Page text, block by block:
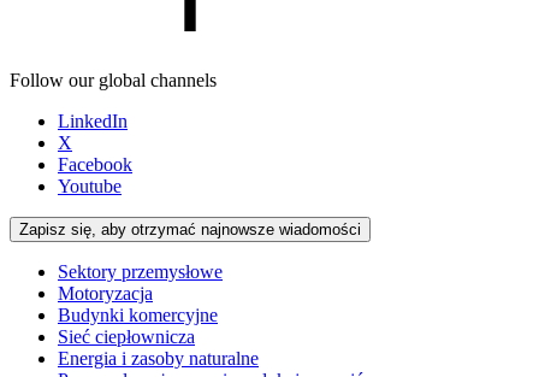
Follow our global channels
LinkedIn
X
Facebook
Youtube
Zapisz się, aby otrzymać najnowsze wiadomości
Sektory przemysłowe
Motoryzacja
Budynki komercyjne
Sieć ciepłownicza
Energia i zasoby naturalne